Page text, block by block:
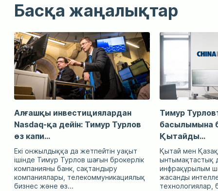
Басқа жаңалықтар
Алғашқы инвестициялардан
Nasdaq-қа дейін: Тимур Турлов
өз капи...
Екі онжылдыққа да жетпейтін уақыт
ішінде Тимур Турлов шағын брокерлік
компанияны банк, сақтандыру
компаниялары, телекоммуникациялық
бизнес және өз...
Тимур
басылымына
Қытайды...
Қытай мен
ынтымақтастық
инфрақұрылым
жасанды
технологиялар,